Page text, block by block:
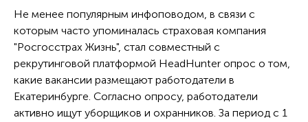
Не менее популярным инфоповодом, в связи с
которым часто упоминалась страховая компания
"Росгосстрах Жизнь", стал совместный с
рекрутинговой платформой HeadHunter опрос о том,
какие вакансии размещают работодатели в
Екатеринбурге. Согласно опросу, работодатели
активно ищут уборщиков и охранников. За период с 1